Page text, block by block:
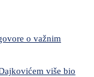
o važnim
više bio